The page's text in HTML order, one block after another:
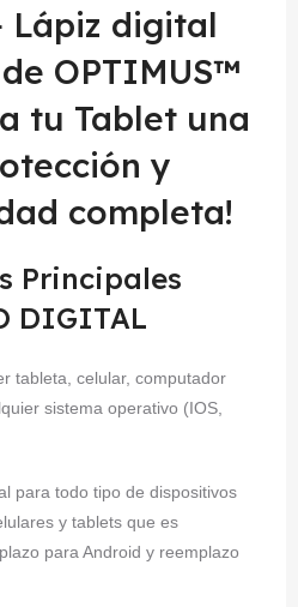
Lápiz digital
OPTIMUS™
tu Tablet una
y
completa!
Principales
DIGITAL
tableta, celular, computador
sistema operativo (IOS,
para todo tipo de dispositivos
y tablets que es
para Android y reemplazo